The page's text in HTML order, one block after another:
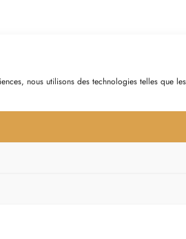
nous utilisons des technologies telles que